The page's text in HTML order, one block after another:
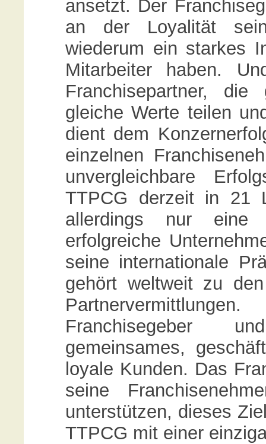
ansetzt. Der
an der Loyalität
wiederum ein starkes
Mitarbeiter haben.
Franchisepartner,
gleiche Werte teilen
dient dem
einzelnen
unvergleichbare
TTPCG derzeit in 21
allerdings nur eine
erfolgreiche
seine internationale
gehört weltweit zu
Franchisegeber
gemeinsames,
loyale Kunden. Das
seine
unterstützen, dieses
TTPCG mit einer